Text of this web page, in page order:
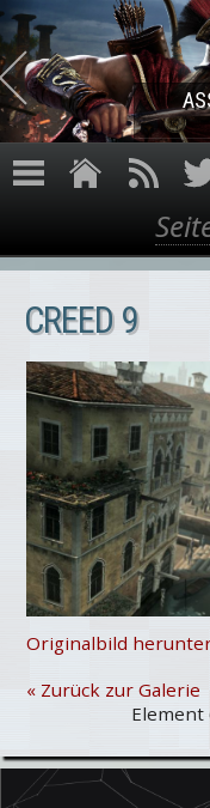
Suche
CREED 9
Originalbild
« Zurück zur Galerie
Element